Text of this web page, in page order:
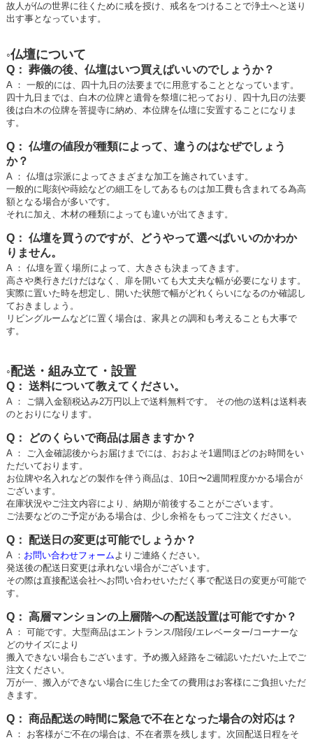
故人が仏の世界に往くために戒を授け、戒名をつけることで浄土へと送り
出す事となっています。
◦仏壇について
Q： 葬儀の後、仏壇はいつ買えばいいのでしょうか？
A ： 一般的には、四十九日の法要までに用意することとなっています。
四十九日までは、白木の位牌と遺骨を祭壇に祀っており、四十九日の法要
後は白木の位牌を菩提寺に納め、本位牌を仏壇に安置することになりま
す。
Q： 仏壇の値段が種類によって、違うのはなぜでしょう
か？
A ： 仏壇は宗派によってさまざまな加工を施されています。
一般的に彫刻や蒔絵などの細工をしてあるものは加工費も含まれてる為高
額となる場合が多いです。
それに加え、木材の種類によっても違いが出てきます。
Q： 仏壇を買うのですが、どうやって選べばいいのかわか
りません。
A ： 仏壇を置く場所によって、大きさも決まってきます。
高さや奥行きだけだはなく、扉を開いても大丈夫な幅が必要になります。
実際に置いた時を想定し、開いた状態で幅がどれくらいになるのか確認し
ておきましょう。
リビングルームなどに置く場合は、家具との調和も考えることも大事で
す。
◦配送・組み立て・設置
Q： 送料について教えてください。
A ： ご購入金額税込み2万円以上で送料無料です。 その他の送料は送料表
のとおりになります。
Q： どのくらいで商品は届きますか？
A ： ご入金確認後からお届けまでには、 おおよそ1週間ほどのお時間をい
ただいております。
お位牌や名入れなどの製作を伴う商品は、 10日〜2週間程度かかる場合が
ございます。
在庫状況やご注文内容により、納期が前後することがございます。
ご法要などのご予定がある場合は、少し余裕をもってご注文ください。
Q： 配送日の変更は可能でしょうか？
A ： お問い合わせフォームよりご連絡ください。
発送後の配送日変更は承れない場合がございます。
その際は直接配送会社へお問い合わせいただく事で配送日の変更が可能で
す。
Q： 高層マンションの上層階への配送設置は可能ですか？
A ： 可能です。大型商品はエントランス/階段/エレベーター/コーナーな
どのサイズにより
搬入できない場合もございます。予め搬入経路をご確認いただいた上でご
注文ください。
万が一、搬入ができない場合に生じた全ての費用はお客様にご負担いただ
きます。
Q： 商品配送の時間に緊急で不在となった場合の対応は？
A ： お客様がご不在の場合は、不在者票を残します。次回配送日程をそ